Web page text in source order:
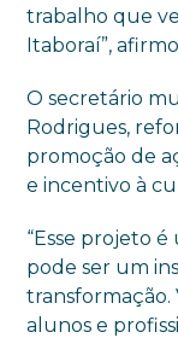
trabalho que
Itaboraí”,
O secretário
Rodrigues,
promoção de
e incentivo à
“Esse projeto
pode ser um
transformação.
alunos e